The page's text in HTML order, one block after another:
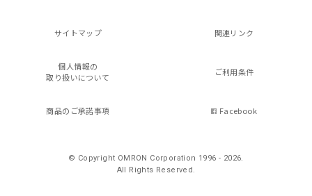
サイトマップ 関連リンク
個人情報の
取り扱いについて
ご利用条件
商品のご承諾事項 Facebook
© Copyright OMRON Corporation 1996 - 2026.
All Rights Reserved.